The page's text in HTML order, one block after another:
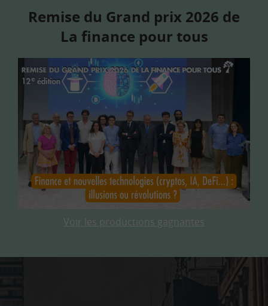
Remise du Grand prix 2026 de
La finance pour tous
Voir les productions gagnantes